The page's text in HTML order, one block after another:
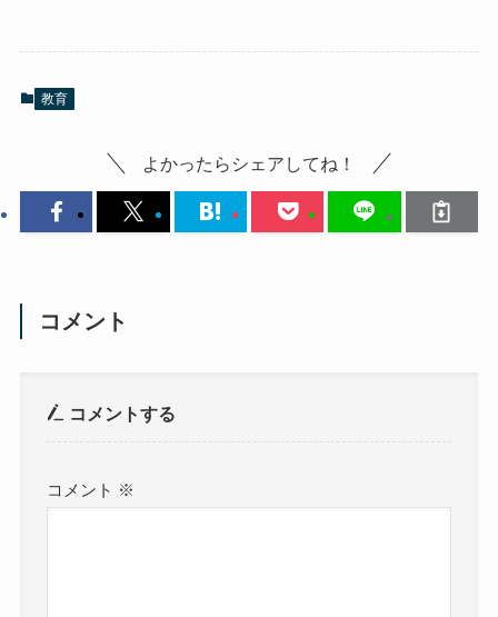
教育
よかったらシェアしてね！
コメント
コメントする
コメント ※